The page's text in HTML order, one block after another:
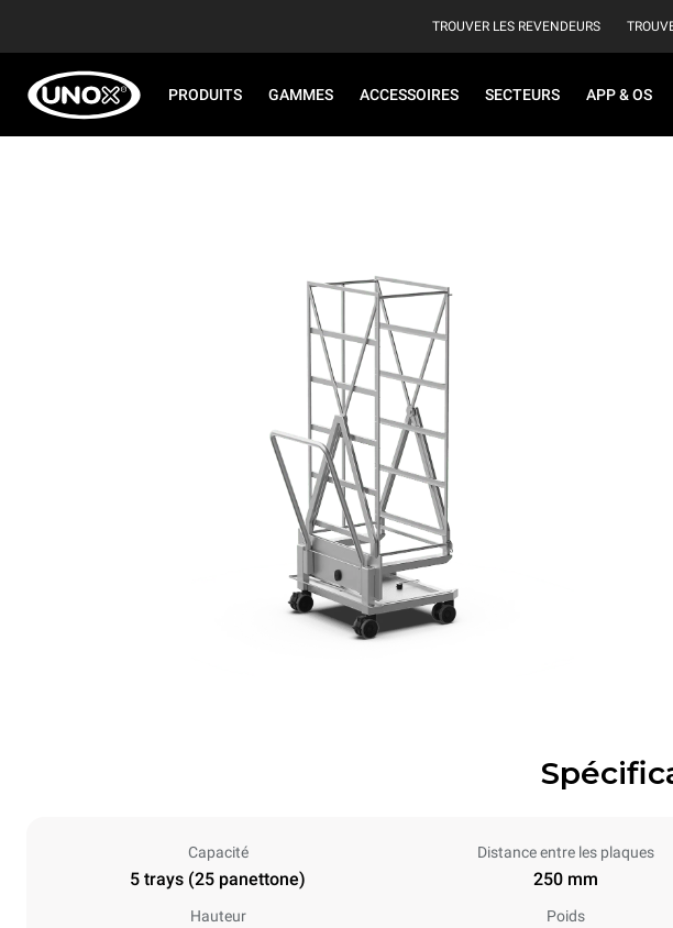
TROUVER LES REVENDEURS
PRODUITS GAMMES ACCESSOIRES SECTEURS APP & OS
Capacité
5 trays (25 panettone)
Distance entre les plaques
250 mm
Hauteur Poids